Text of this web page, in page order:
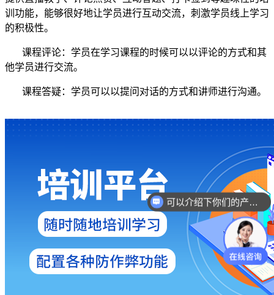
训功能，能够很好地让学员进行互动交流，刺激学员线上学习
的积极性。
课程评论：学员在学习课程的时候可以以评论的方式和其
他学员进行交流。
课程答疑：学员可以以提问对话的方式和讲师进行沟通。
可以介绍下你们的产品么？